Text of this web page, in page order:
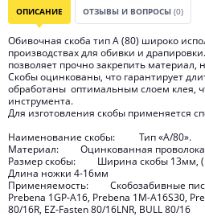
ОПИСАНИЕ ОТЗЫВЫ И ВОПРОСЫ (0)
Обивочная скоба тип А (80) широко
производствах для обивки и
позволяет прочно закрепить материал,
Cкобы оцинкованы, что гарантирует
обработаны оптимальным слоем клея,
инструмента.
Для изготовления скобы применяется
Наименование скобы: Тип «А/80».
Материал: Оцинкованная проволока
Размер скобы: Ширина скобы 13мм,
Длина ножки 4-16мм
Применяемость: Скобозабивные
Prebena 1GP-A16, Prebena 1M-A16S30,
80/16R, EZ-Fasten 80/16LNR, BULL 80/16